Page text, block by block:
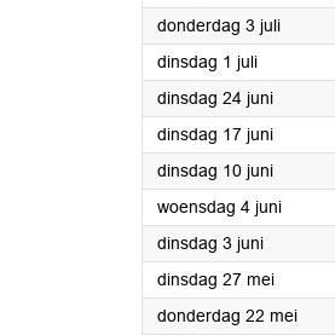
donderdag 3 juli2025
dinsdag 1 juli2025
dinsdag 24 juni2025
dinsdag 17 juni2025
dinsdag 10 juni2025
woensdag 4 juni2025
dinsdag 3 juni2025
dinsdag 27 mei2025
donderdag 22 mei2025